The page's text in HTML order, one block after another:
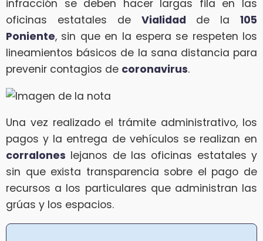
infracción se deben hacer largas fila en las
oficinas estatales de Vialidad de la 105
Poniente, sin que en la espera se respeten los
lineamientos básicos de la sana distancia para
prevenir contagios de coronavirus.
Una vez realizado el trámite administrativo, los
pagos y la entrega de vehículos se realizan en
corralones lejanos de las oficinas estatales y
sin que exista transparencia sobre el pago de
recursos a los particulares que administran las
grúas y los espacios.